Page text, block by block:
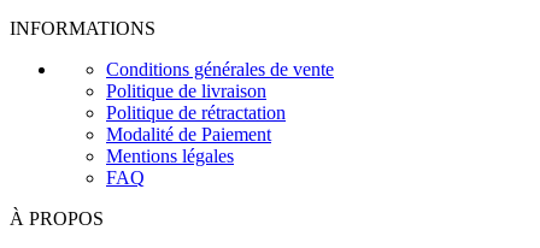
INFORMATIONS
Conditions générales de vente
Politique de livraison
Politique de rétractation
Modalité de Paiement
Mentions légales
FAQ
À PROPOS